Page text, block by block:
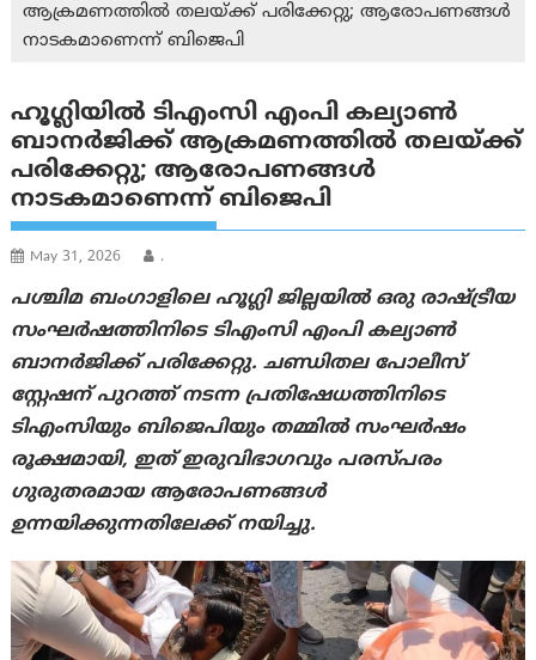
ആക്രമണത്തിൽ തലയ്ക്ക് പരിക്കേറ്റു; ആരോപണങ്ങൾ
നാടകമാണെന്ന് ബിജെപി
ഹൂഗ്ലിയിൽ ടിഎംസി എംപി കല്യാൺ
ബാനർജിക്ക് ആക്രമണത്തിൽ തലയ്ക്ക്
പരിക്കേറ്റു; ആരോപണങ്ങൾ
നാടകമാണെന്ന് ബിജെപി
May 31, 2026 .
പശ്ചിമ ബംഗാളിലെ ഹൂഗ്ലി ജില്ലയിൽ ഒരു രാഷ്ട്രീയ
സംഘർഷത്തിനിടെ ടിഎംസി എംപി കല്യാൺ
ബാനർജിക്ക് പരിക്കേറ്റു. ചണ്ഡിതല പോലീസ്
സ്റ്റേഷന് പുറത്ത് നടന്ന പ്രതിഷേധത്തിനിടെ
ടിഎംസിയും ബിജെപിയും തമ്മിൽ സംഘർഷം
രൂക്ഷമായി, ഇത് ഇരുവിഭാഗവും പരസ്പരം
ഗുരുതരമായ ആരോപണങ്ങൾ
ഉന്നയിക്കുന്നതിലേക്ക് നയിച്ചു.